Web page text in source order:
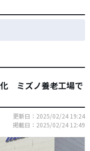
ミズノ養老工場で
更新日：2025/02/24 19:24
掲載日：2025/02/24 12:49